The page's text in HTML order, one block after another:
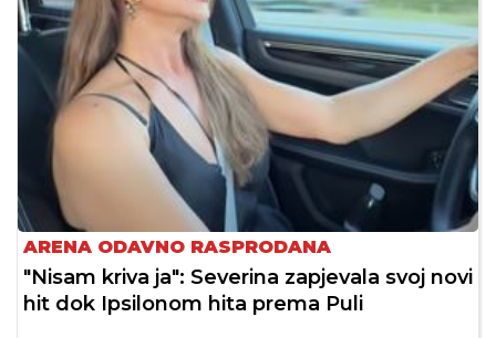
ARENA ODAVNO RASPRODANA
"Nisam kriva ja": Severina zapjevala svoj novi
hit dok Ipsilonom hita prema Puli